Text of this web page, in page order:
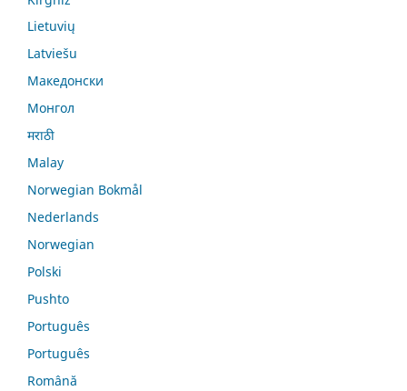
Lietuvių
Latviešu
Македонски
Монгол
मराठी
Malay
Norwegian Bokmål
Nederlands
Norwegian
Polski
Pushto
Português
Português
Română